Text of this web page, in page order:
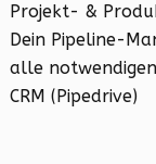
Projekt- &
Dein Pipeline-
alle
CRM (Pipedrive)